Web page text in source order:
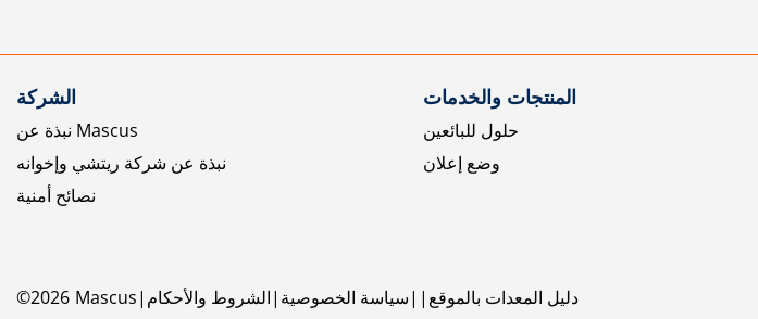
الشركة
نبذة عن Mascus
نبذة عن شركة ريتشي وإخوانه
نصائح أمنية
المنتجات والخدمات
حلول للبائعين
وضع إعلان
©2026 Mascus الشروط والأحكام سياسة الخصوصية دليل المعدات بالموقع